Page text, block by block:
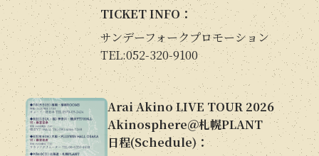
TICKET INFO：
サンデーフォークプロモーション
TEL:052-320-9100
Arai Akino LIVE TOUR 2026
Akinosphere＠札幌PLANT
日程(Schedule)：